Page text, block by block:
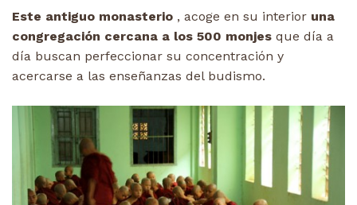
Este antiguo monasterio , acoge en su interior una
congregación cercana a los 500 monjes que día a
día buscan perfeccionar su concentración y
acercarse a las enseñanzas del budismo.